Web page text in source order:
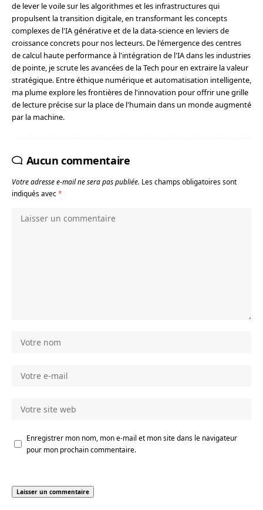
de lever le voile sur les algorithmes et les infrastructures qui
propulsent la transition digitale, en transformant les concepts
complexes de l'IA générative et de la data-science en leviers de
croissance concrets pour nos lecteurs. De l'émergence des centres
de calcul haute performance à l'intégration de l'IA dans les industries
de pointe, je scrute les avancées de la Tech pour en extraire la valeur
stratégique. Entre éthique numérique et automatisation intelligente,
ma plume explore les frontières de l'innovation pour offrir une grille
de lecture précise sur la place de l'humain dans un monde augmenté
par la machine.
Aucun commentaire
Votre adresse e-mail ne sera pas publiée. Les champs obligatoires sont
indiqués avec*
Enregistrer mon nom, mon e-mail et mon site dans le navigateur
pour mon prochain commentaire.